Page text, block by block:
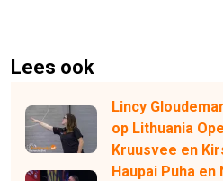
Lees ook
Lincy
op Lithuania
Kruusvee en
Haupai Puha en